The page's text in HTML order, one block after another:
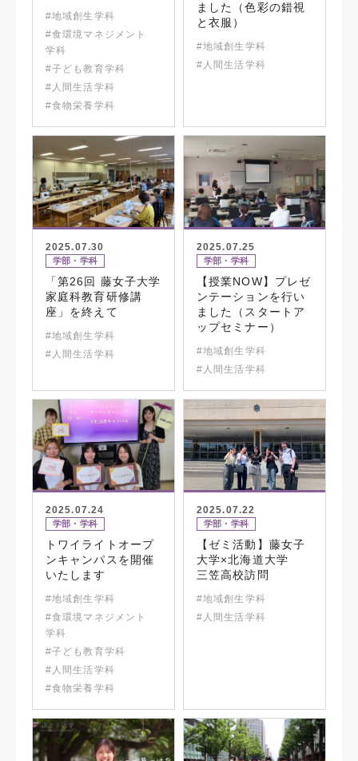
#地域創生学科
#食環境マネジメント
学科
#子ども教育学科
#人間生活学科
#食物栄養学科
ました（色彩の錯視
と衣服）
#地域創生学科
#人間生活学科
2025.07.30
学部・学科
「第26回 藤女子大学
家庭科教育研修講
座」を終えて
#地域創生学科
#人間生活学科
2025.07.25
学部・学科
【授業NOW】プレゼ
ンテーションを行い
ました（スタートア
ップセミナー）
#地域創生学科
#人間生活学科
2025.07.24
学部・学科
トワイライトオープ
ンキャンパスを開催
いたします
#地域創生学科
#食環境マネジメント
学科
#子ども教育学科
#人間生活学科
#食物栄養学科
2025.07.22
学部・学科
【ゼミ活動】藤女子
大学×北海道大学
三笠高校訪問
#地域創生学科
#人間生活学科